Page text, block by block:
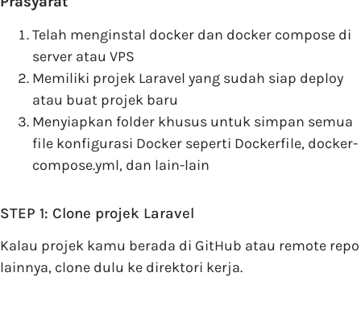
Telah menginstal docker dan docker compose di
server atau VPS
Memiliki projek Laravel yang sudah siap deploy
atau buat projek baru
Menyiapkan folder khusus untuk simpan semua
file konfigurasi Docker seperti Dockerfile, docker-
compose.yml, dan lain-lain
STEP 1: Clone projek Laravel
Kalau projek kamu berada di GitHub atau remote repo
lainnya, clone dulu ke direktori kerja.